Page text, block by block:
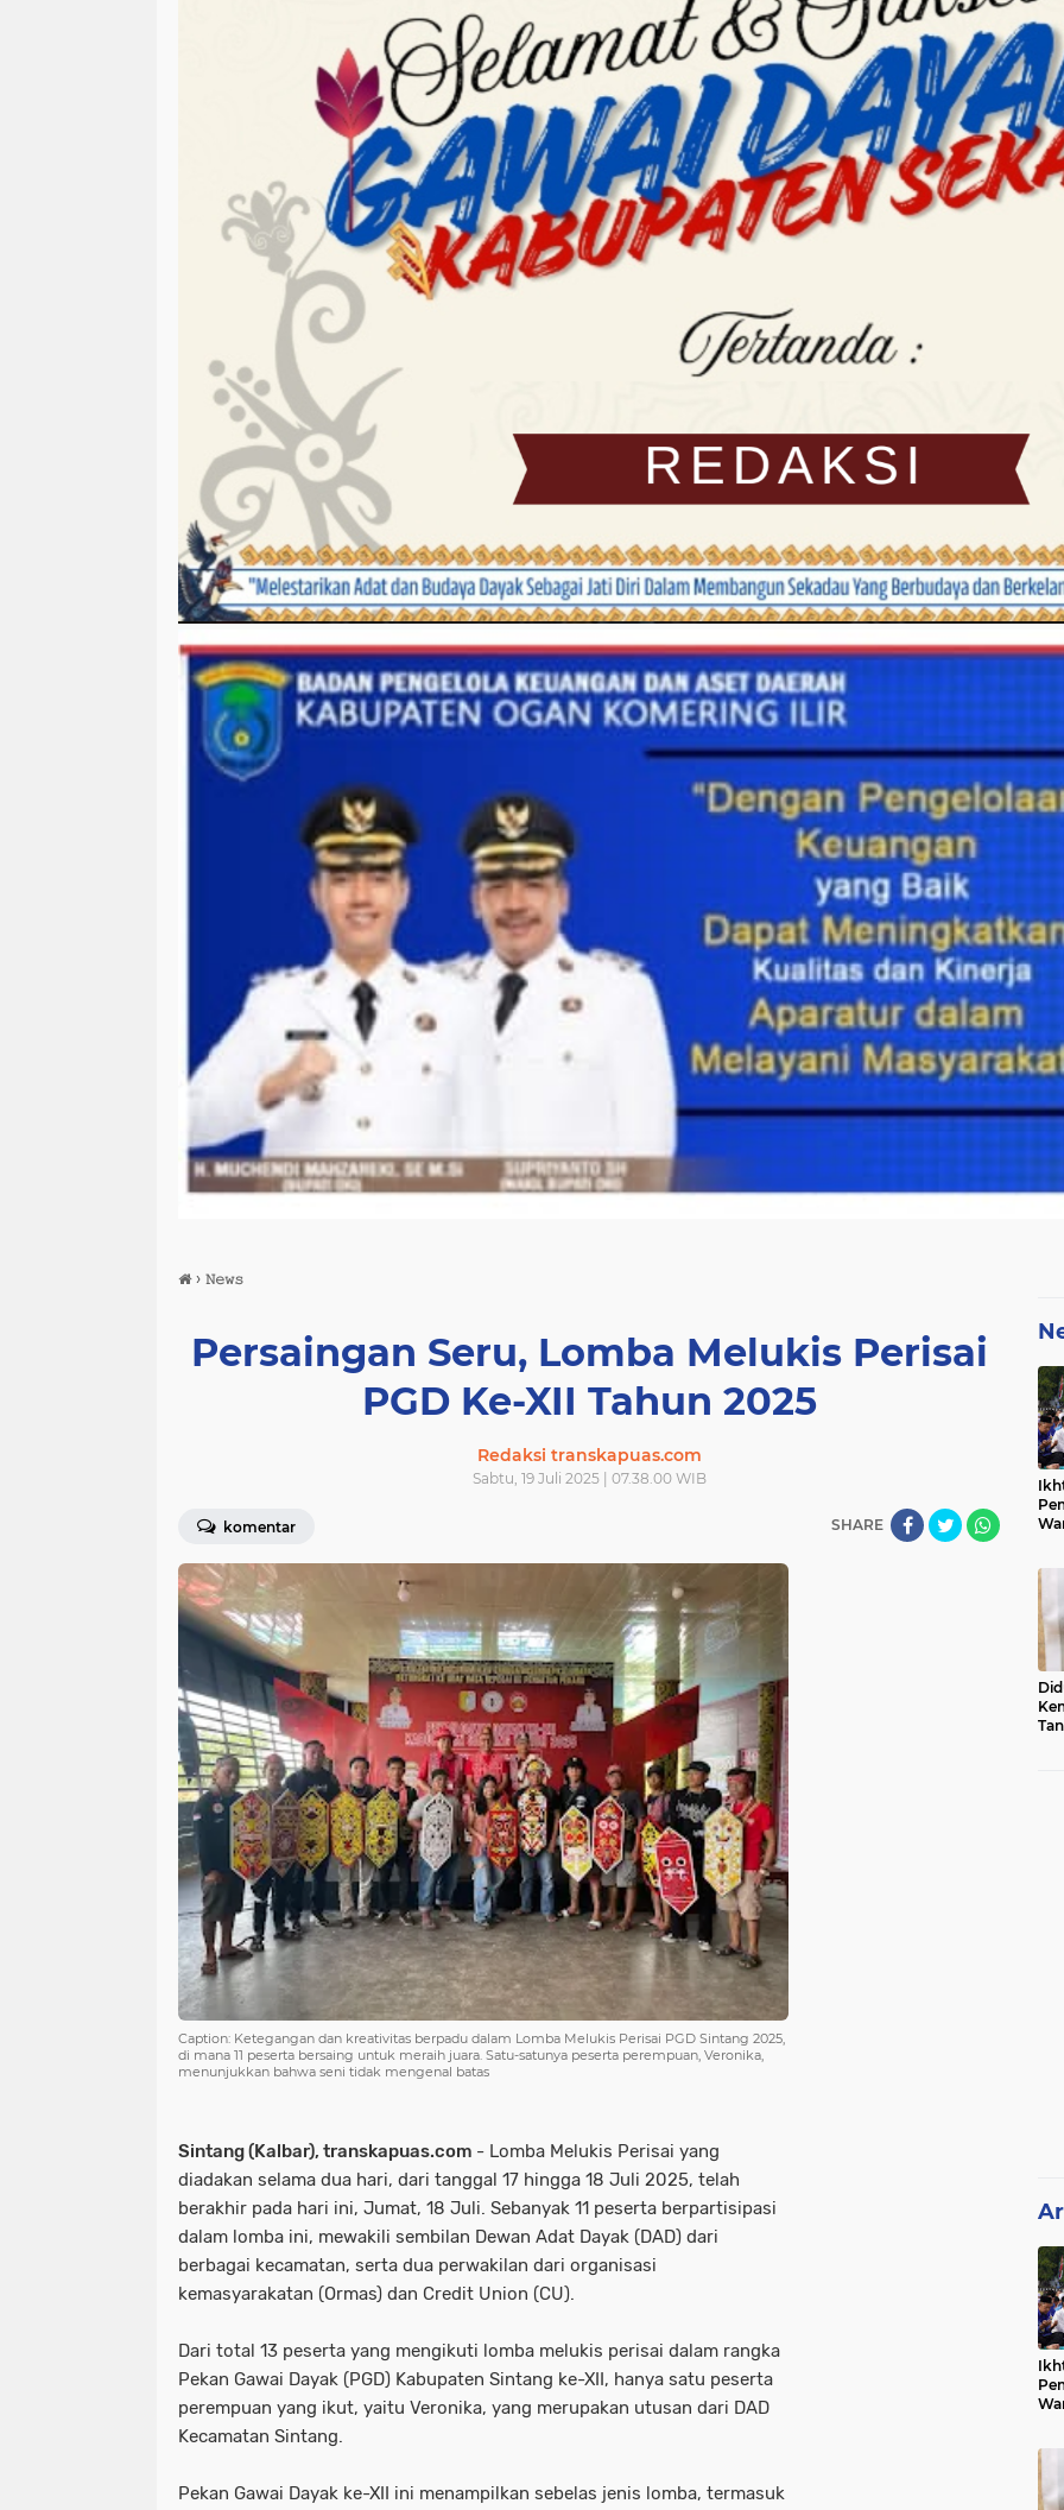
› 𝙽𝚎𝚠𝚜
Persaingan Seru, Lomba Melukis Perisai
PGD Ke-XII Tahun 2025
Redaksi transkapuas.com
Sabtu, 19 Juli 2025 | 07.38.00 WIB
komentar SHARE
Caption: Ketegangan dan kreativitas berpadu dalam Lomba Melukis Perisai PGD Sintang 2025,
di mana 11 peserta bersaing untuk meraih juara. Satu-satunya peserta perempuan, Veronika,
menunjukkan bahwa seni tidak mengenal batas
Sintang (Kalbar), transkapuas.com - Lomba Melukis Perisai yang
diadakan selama dua hari, dari tanggal 17 hingga 18 Juli 2025, telah
berakhir pada hari ini, Jumat, 18 Juli. Sebanyak 11 peserta berpartisipasi
dalam lomba ini, mewakili sembilan Dewan Adat Dayak (DAD) dari
berbagai kecamatan, serta dua perwakilan dari organisasi
kemasyarakatan (Ormas) dan Credit Union (CU).
Dari total 13 peserta yang mengikuti lomba melukis perisai dalam rangka
Pekan Gawai Dayak (PGD) Kabupaten Sintang ke-XII, hanya satu peserta
perempuan yang ikut, yaitu Veronika, yang merupakan utusan dari DAD
Kecamatan Sintang.
Pekan Gawai Dayak ke-XII ini menampilkan sebelas jenis lomba, termasuk